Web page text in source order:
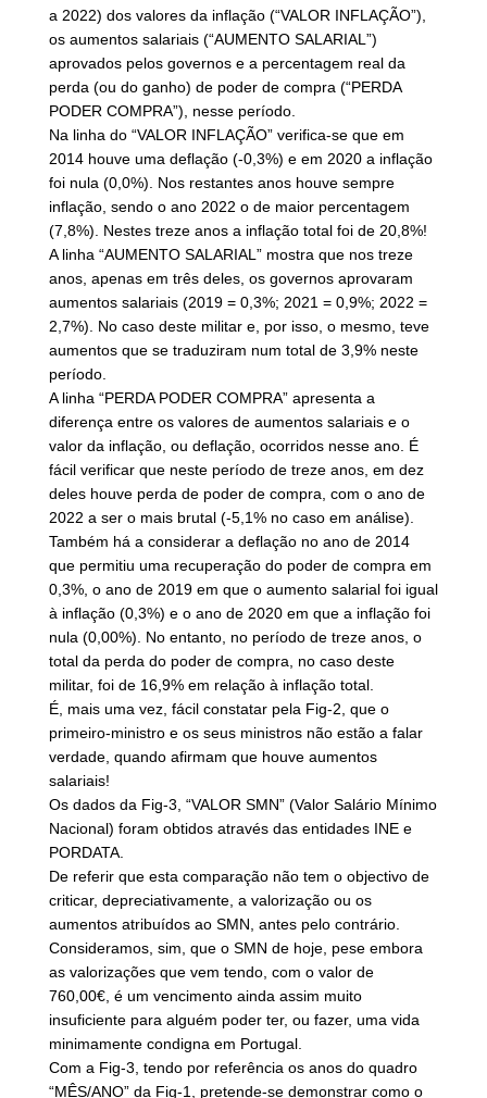
a 2022) dos valores da inflação (“VALOR INFLAÇÃO”),
os aumentos salariais (“AUMENTO SALARIAL”)
aprovados pelos governos e a percentagem real da
perda (ou do ganho) de poder de compra (“PERDA
PODER COMPRA”), nesse período.
Na linha do “VALOR INFLAÇÃO” verifica-se que em
2014 houve uma deflação (-0,3%) e em 2020 a inflação
foi nula (0,0%). Nos restantes anos houve sempre
inflação, sendo o ano 2022 o de maior percentagem
(7,8%). Nestes treze anos a inflação total foi de 20,8%!
A linha “AUMENTO SALARIAL” mostra que nos treze
anos, apenas em três deles, os governos aprovaram
aumentos salariais (2019 = 0,3%; 2021 = 0,9%; 2022 =
2,7%). No caso deste militar e, por isso, o mesmo, teve
aumentos que se traduziram num total de 3,9% neste
período.
A linha “PERDA PODER COMPRA” apresenta a
diferença entre os valores de aumentos salariais e o
valor da inflação, ou deflação, ocorridos nesse ano. É
fácil verificar que neste período de treze anos, em dez
deles houve perda de poder de compra, com o ano de
2022 a ser o mais brutal (-5,1% no caso em análise).
Também há a considerar a deflação no ano de 2014
que permitiu uma recuperação do poder de compra em
0,3%, o ano de 2019 em que o aumento salarial foi igual
à inflação (0,3%) e o ano de 2020 em que a inflação foi
nula (0,00%). No entanto, no período de treze anos, o
total da perda do poder de compra, no caso deste
militar, foi de 16,9% em relação à inflação total.
É, mais uma vez, fácil constatar pela Fig-2, que o
primeiro-ministro e os seus ministros não estão a falar
verdade, quando afirmam que houve aumentos
salariais!
Os dados da Fig-3, “VALOR SMN” (Valor Salário Mínimo
Nacional) foram obtidos através das entidades INE e
PORDATA.
De referir que esta comparação não tem o objectivo de
criticar, depreciativamente, a valorização ou os
aumentos atribuídos ao SMN, antes pelo contrário.
Consideramos, sim, que o SMN de hoje, pese embora
as valorizações que vem tendo, com o valor de
760,00€, é um vencimento ainda assim muito
insuficiente para alguém poder ter, ou fazer, uma vida
minimamente condigna em Portugal.
Com a Fig-3, tendo por referência os anos do quadro
“MÊS/ANO” da Fig-1, pretende-se demonstrar como o